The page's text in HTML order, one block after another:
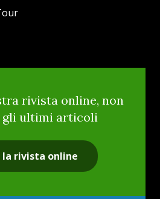
rivista online, non
ultimi articoli
la rivista online